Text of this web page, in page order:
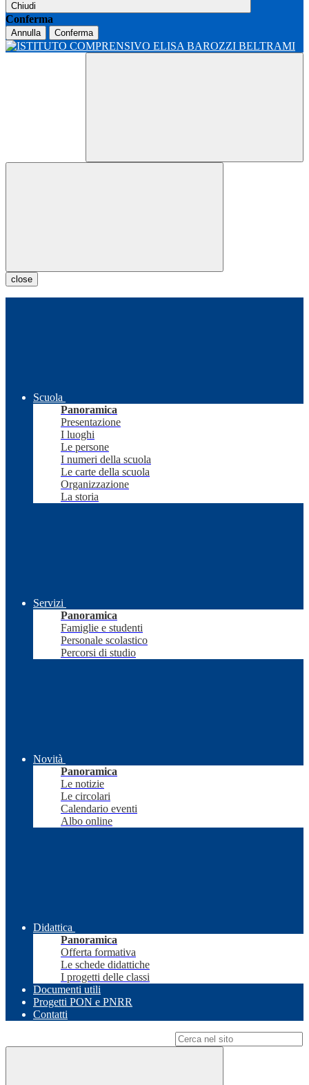
Chiudi
Conferma
Annulla Conferma
close
Scuola
Panoramica
Presentazione
I luoghi
Le persone
I numeri della scuola
Le carte della scuola
Organizzazione
La storia
Servizi
Panoramica
Famiglie e studenti
Personale scolastico
Percorsi di studio
Novità
Panoramica
Le notizie
Le circolari
Calendario eventi
Albo online
Didattica
Panoramica
Offerta formativa
Le schede didattiche
I progetti delle classi
Documenti utili
Progetti PON e PNRR
Contatti